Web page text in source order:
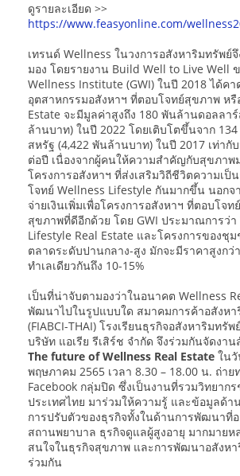
ดูรายละเอียด >>
https://www.feasyonline.com/
เทรนด์ Wellness ในวงการอสังหาริมทรัพย์
มอง โดยรายงาน Build Well to Live Well
Wellness Institute (GWI) ในปี 2018 ได้ค
อุตสาหกรรมอสังหาฯ ที่ตอบโจทย์สุขภาพ หรื
Estate จะมีมูลค่าสูงถึง 180 พันล้านดอลลา
ล้านบาท) ในปี 2022 โดยเติบโตขึ้นจาก
สหรัฐ (4,422 พันล้านบาท) ในปี 2017 เท่ากั
ต่อปี เนื่องจากผู้คนให้ความสำคัญกับสุขภาพ
โครงการอสังหาฯ ที่ส่งเสริมวิถีชีวิตความเป็
โจทย์ Wellness Lifestyle กันมากขึ้น นอกจ
จ่ายเงินเพิ่มเพื่อโครงการอสังหาฯ ที่ตอบโจ
สุขภาพที่ดีอีกด้วย โดย GWI ประมาณการว่า
Lifestyle Real Estate และโครงการของชุ
ตลาดระดับปานกลาง-สูง มักจะมีราคาสูงกว่
ทำเลเดียวกันถึง 10-15%
เป็นที่น่าจับตามองว่าในอนาคต Wellness
พัฒนาไปในรูปแบบใด สมาคมการค้าอสังหา
(FIABCI-THAI) โรงเรียนธุรกิจอสังหาริมทรัพ
บริษัท แอเรีย รีเสิร์ช จำกัด จึงร่วมกันจัดงา
The future of Wellness Real Estate ใน
พฤษภาคม 2565 เวลา 8.30 – 18.00 น. ถ่า
Facebook กลุ่มปิด ซึ่งเป็นงานที่รวมวิทยาก
ประเทศไทย มาร่วมให้ความรู้ และข้อมูลด้
การปรับตัวของธุรกิจทั้งในด้านการพัฒนาที่
สถานพยาบาล ธุรกิจดูแลผู้สูงอายุ มากมาย
สนใจในธุรกิจสุขภาพ และการพัฒนาอสังห
ร่วมกัน